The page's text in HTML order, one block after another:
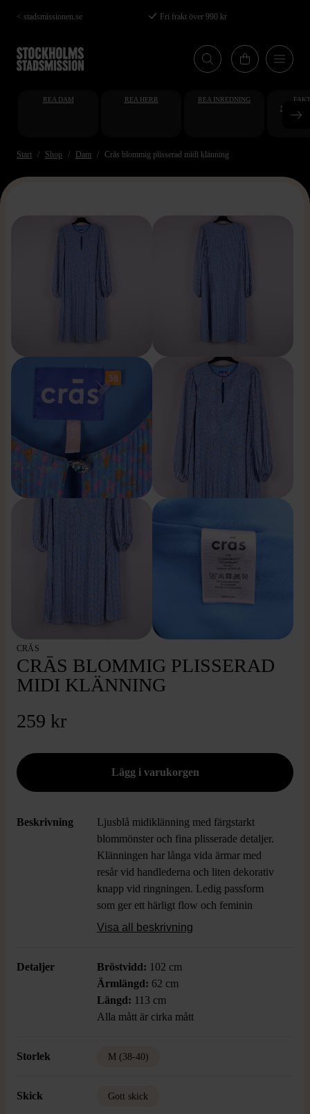
Hoppa
till
huvudinnehåll
< stadsmissionen.se Fri frakt över 990 kr
REA DAM REA HERR REA INREDNING
Start Shop Dam Crās blommig plisserad midi klänning
CRĀS
CRĀS BLOMMIG PLISSERAD
MIDI KLÄNNING
259 kr
Beskrivning
Ljusblå midiklänning med färgstarkt
blommönster och fina plisserade detaljer.
Klänningen har långa vida ärmar med
resår vid handlederna och liten dekorativ
knapp vid ringningen. Ledig passform
som ger ett härligt flow och feminin
känsla. Perfekt mix av playful och elegant
Visa all beskrivning
Detaljer Bröstvidd: 102 cm
Ärmlängd: 62 cm
Längd: 113 cm
Alla mått är cirka mått
Storlek M (38-40)
Skick Gott skick